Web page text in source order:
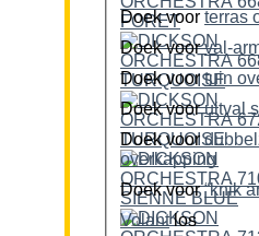
Doek voor terras
Doek voor
Doek voor
Doek voor
Doek voor
overkapping
Doek voor
Volantlos